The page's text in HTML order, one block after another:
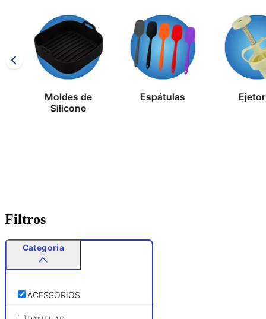
Moldes de
Silicone
Espátulas
Filtros
Categoria
ACESSORIOS